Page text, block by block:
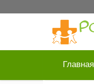
Главная